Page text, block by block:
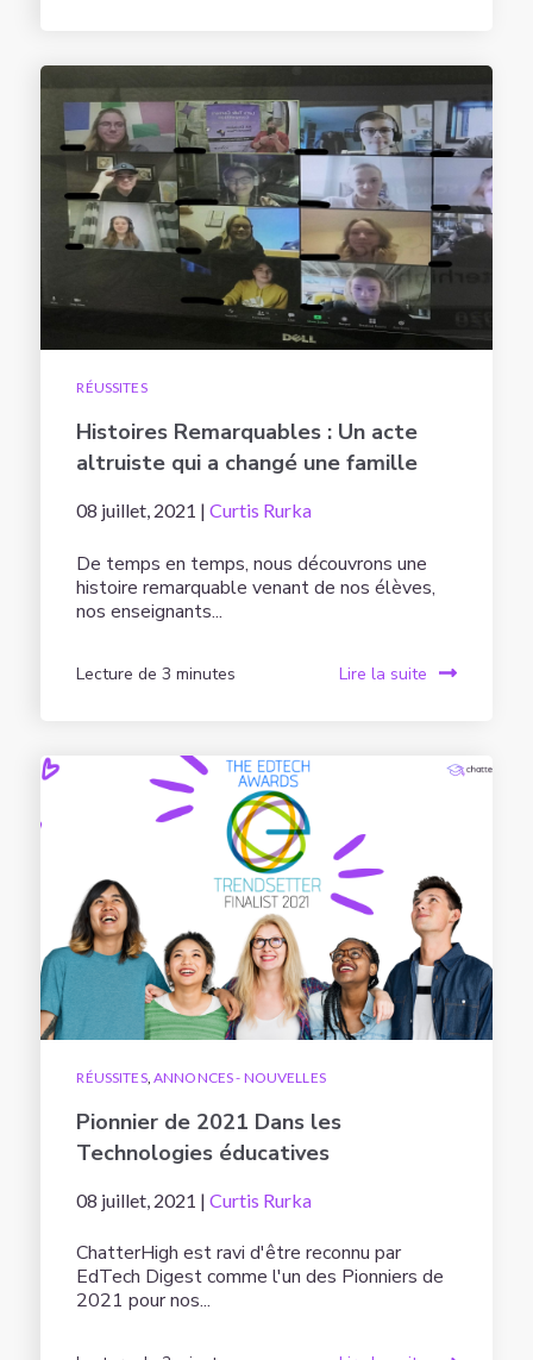
RÉUSSITES
Histoires Remarquables : Un acte
altruiste qui a changé une famille
08 juillet, 2021 |Curtis Rurka
De temps en temps, nous découvrons une
histoire remarquable venant de nos élèves,
nos enseignants...
Lecture de 3 minutes Lire la suite
RÉUSSITES, ANNONCES - NOUVELLES
Pionnier de 2021 Dans les
Technologies éducatives
08 juillet, 2021 |Curtis Rurka
ChatterHigh est ravi d'être reconnu par
EdTech Digest comme l'un des Pionniers de
2021 pour nos...